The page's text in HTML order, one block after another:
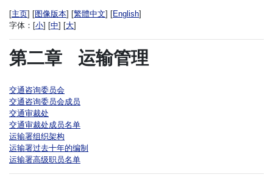
[主页] [图像版本] [繁體中文] [English]
字体： [小] [中] [大]
第二章 运输管理
交通咨询委员会
交通咨询委员会成员
交通审裁处
交通审裁处成员名单
运输署组织架构
运输署过去十年的编制
运输署高级职员名单